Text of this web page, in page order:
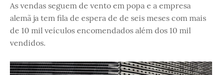
As vendas seguem de vento em popa e a empresa
alemã ja tem fila de espera de de seis meses com mais
de 10 mil veículos encomendados além dos 10 mil
vendidos.